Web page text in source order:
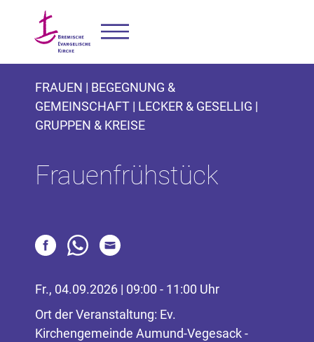
FRAUEN | BEGEGNUNG &
GEMEINSCHAFT | LECKER & GESELLIG |
GRUPPEN & KREISE
Frauenfrühstück
Fr., 04.09.2026 | 09:00 - 11:00 Uhr
Ort der Veranstaltung: Ev.
Kirchengemeinde Aumund-Vegesack -